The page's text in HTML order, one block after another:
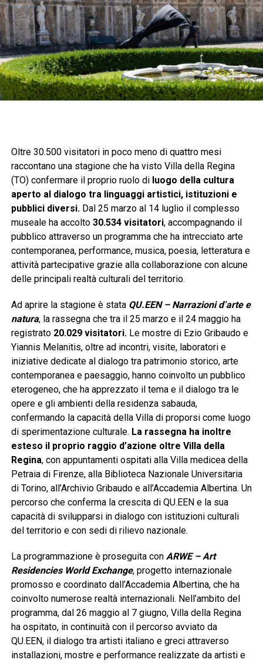
Oltre 30.500 visitatori in poco meno di quattro mesi
raccontano una stagione che ha visto Villa della Regina
(TO) confermare il proprio ruolo di luogo della cultura
aperto al dialogo tra linguaggi artistici, istituzioni e
pubblici diversi.Dal 25 marzo al 14 luglio il complesso
museale ha accolto 30.534 visitatori, accompagnando il
pubblico attraverso un programma che ha intrecciato arte
contemporanea, performance, musica, poesia, letteratura e
attività partecipative grazie alla collaborazione con alcune
delle principali realtà culturali del territorio.
Ad aprire la stagione è stata QU.EEN – Narrazioni d’arte e
natura, la rassegna che tra il 25 marzo e il 24 maggio ha
registrato 20.029 visitatori.Le mostre di Ezio Gribaudo e
Yiannis Melanitis, oltre ad incontri, visite, laboratori e
iniziative dedicate al dialogo tra patrimonio storico, arte
contemporanea e paesaggio, hanno coinvolto un pubblico
eterogeneo, che ha apprezzato il tema e il dialogo tra le
opere e gli ambienti della residenza sabauda,
confermando la capacità della Villa di proporsi come luogo
di sperimentazione culturale. La rassegna ha inoltre
esteso il proprio raggio d’azione oltre Villa della
Regina, con appuntamenti ospitati alla Villa medicea della
Petraia di Firenze, alla Biblioteca Nazionale Universitaria
di Torino, all’Archivio Gribaudo e all’Accademia Albertina. Un
percorso che conferma la crescita di QU.EEN e la sua
capacità di svilupparsi in dialogo con istituzioni culturali
del territorio e con sedi di rilievo nazionale.
La programmazione è proseguita con ARWE – Art
Residencies World Exchange, progetto internazionale
promosso e coordinato dall’Accademia Albertina, che ha
coinvolto numerose realtà internazionali. Nell’ambito del
programma, dal 26 maggio al 7 giugno, Villa della Regina
ha ospitato, in continuità con il percorso avviato da
QU.EEN, il dialogo tra artisti italiano e greci attraverso
installazioni, mostre e performance realizzate da artisti e